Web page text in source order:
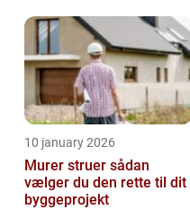
10 january 2026
Murer struer sådan
vælger du den rette til dit
byggeprojekt